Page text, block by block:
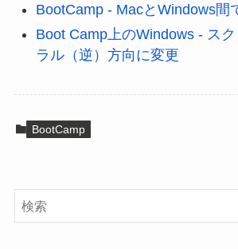
BootCamp - MacとWindows間
Boot Camp上のWindows - ス
ラル（逆）方向に変更
BootCamp